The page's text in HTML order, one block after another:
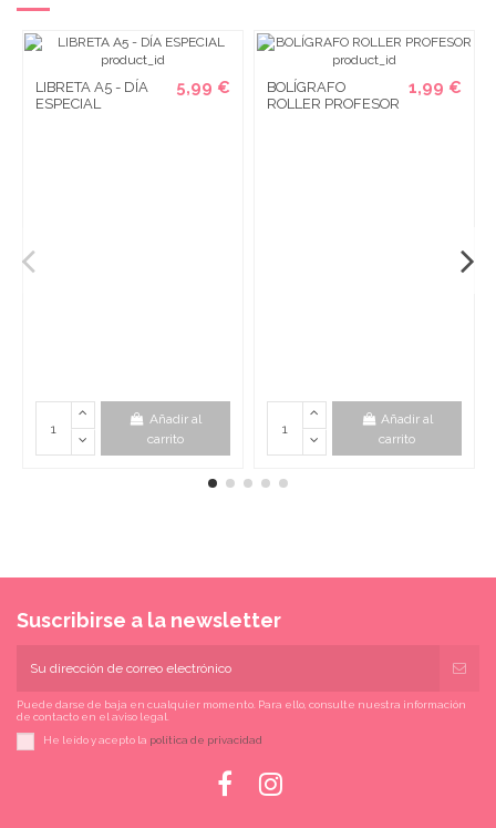
LIBRETA A5 - DÍA
ESPECIAL
5,99 €
Añadir al
carrito
BOLÍGRAFO
ROLLER PROFESOR
1,99 €
Añadir al
carrito
Suscribirse a la newsletter
Puede darse de baja en cualquier momento. Para ello, consulte nuestra información
de contacto en el aviso legal.
He leído y acepto la política de privacidad